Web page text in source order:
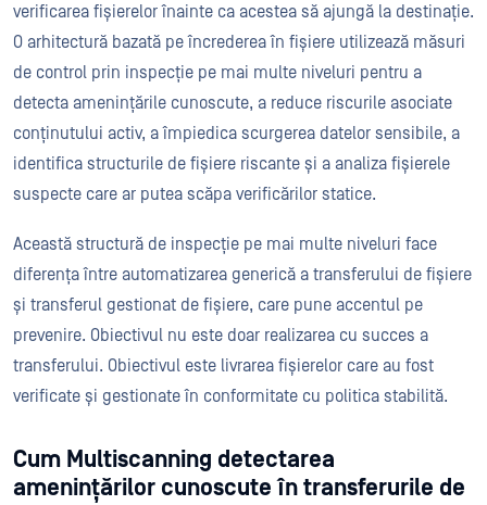
verificarea fișierelor înainte ca acestea să ajungă la destinație.
O arhitectură bazată pe încrederea în fișiere utilizează măsuri
de control prin inspecție pe mai multe niveluri pentru a
detecta amenințările cunoscute, a reduce riscurile asociate
conținutului activ, a împiedica scurgerea datelor sensibile, a
identifica structurile de fișiere riscante și a analiza fișierele
suspecte care ar putea scăpa verificărilor statice.
Această structură de inspecție pe mai multe niveluri face
diferența între automatizarea generică a transferului de fișiere
și transferul gestionat de fișiere, care pune accentul pe
prevenire. Obiectivul nu este doar realizarea cu succes a
transferului. Obiectivul este livrarea fișierelor care au fost
verificate și gestionate în conformitate cu politica stabilită.
Cum Multiscanning detectarea
amenințărilor cunoscute în transferurile de